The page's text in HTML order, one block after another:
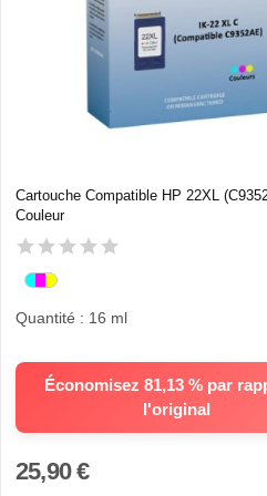
Cartouche Compatible HP 22XL
Couleur
Économisez 81,13 % par
l'original
Quantité : 16 ml
25,90 €